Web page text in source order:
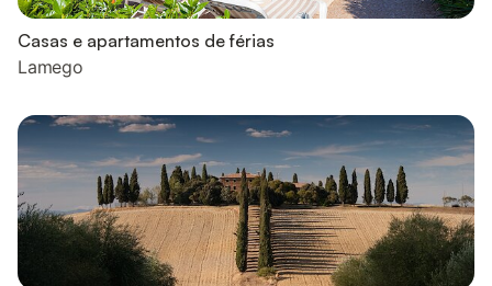
Casas e apartamentos de férias
Lamego